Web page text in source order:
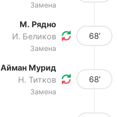
Замена
М. Рядно
И. Беликов
Замена
68’
Айман Мурид
Н. Титков
Замена
68’